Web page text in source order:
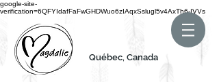
google-site-
verification=6QFYIdafFaFwGHDWuo6zIAqxSslugl5v4AxTh6-IVVs
Québec, Canada